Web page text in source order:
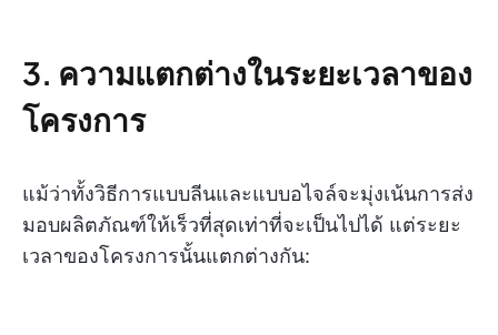
3. ความแตกต่างในระยะเวลาของ
โครงการ
แม้ว่าทั้งวิธีการแบบลีนและแบบอไจล์จะมุ่งเน้นการส่ง
มอบผลิตภัณฑ์ให้เร็วที่สุดเท่าที่จะเป็นไปได้ แต่ระยะ
เวลาของโครงการนั้นแตกต่างกัน: